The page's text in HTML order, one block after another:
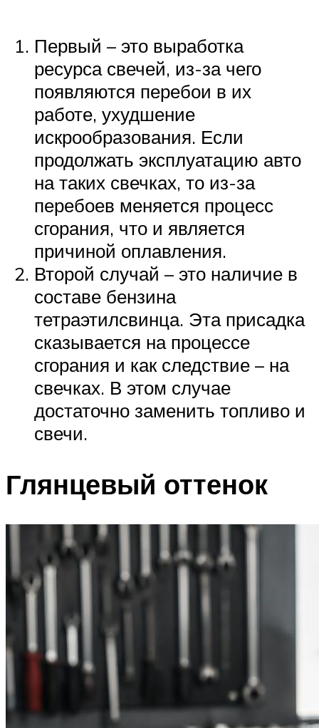
Первый – это выработка
ресурса свечей, из-за чего
появляются перебои в их
работе, ухудшение
искрообразования. Если
продолжать эксплуатацию авто
на таких свечках, то из-за
перебоев меняется процесс
сгорания, что и является
причиной оплавления.
Второй случай – это наличие в
составе бензина
тетраэтилсвинца. Эта присадка
сказывается на процессе
сгорания и как следствие – на
свечках. В этом случае
достаточно заменить топливо и
свечи.
Глянцевый оттенок